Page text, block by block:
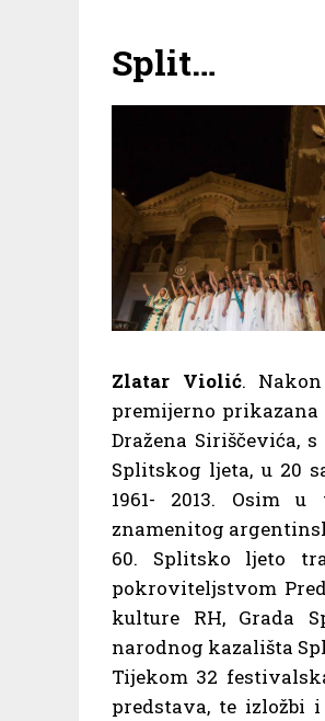
Split…
Zlatar Violić.
premijerno prikazana
Dražena Siriščevića,
Splitskog ljeta, u 20
1961- 2013. Osim
znamenitog
60. Splitsko ljeto
pokroviteljstvom
kulture RH, Grada
narodnog kazališta
Tijekom 32
predstava, te izložbi